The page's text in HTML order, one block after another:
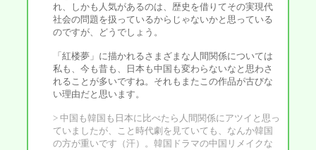
れ、しかも人気があるのは、歴史を借りてその実現代
社会の問題を扱っているからじゃないかと思っている
のですが、どうでしょう。
「紅楼夢」に描かれるさまざまな人間関係については
私も、今も昔も、日本も中国も変わらないなと思わさ
れることが多いですね。それもまたこの作品が古びな
い理由だと思います。
> 中国も韓国も日本に比べたら人間関係にアツイと思っ
ていましたが、こと時代劇を見ていても、なんか韓国
の方が重いです（汗）。韓国ドラマの中国リメイクな